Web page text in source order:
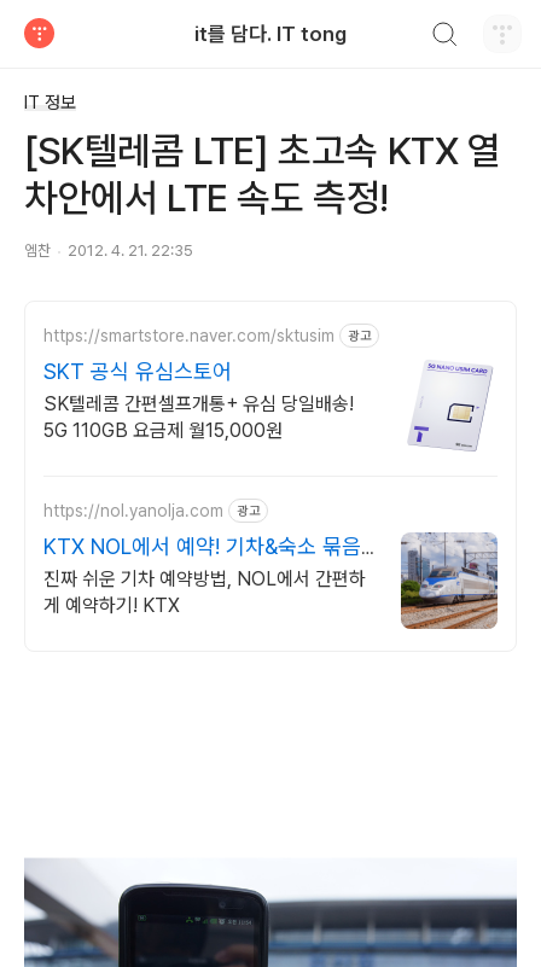
it를 담다. IT tong
IT 정보
[SK텔레콤 LTE] 초고속 KTX 열
차안에서 LTE 속도 측정!
엠찬 2012. 4. 21. 22:35
https://smartstore.naver.com/sktusim 광고
SKT 공식 유심스토어
SK텔레콤 간편셀프개통+ 유심 당일배송!
5G 110GB 요금제 월15,000원
https://nol.yanolja.com 광고
KTX NOL에서 예약! 기차&숙소 묶음
할인
진짜 쉬운 기차 예약방법, NOL에서 간편하
게 예약하기! KTX